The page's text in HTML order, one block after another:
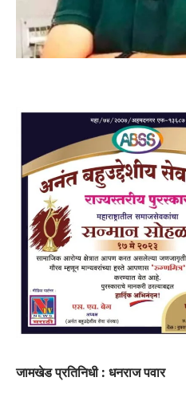
जामखेड प्रतिनिधी : धनराज पवार